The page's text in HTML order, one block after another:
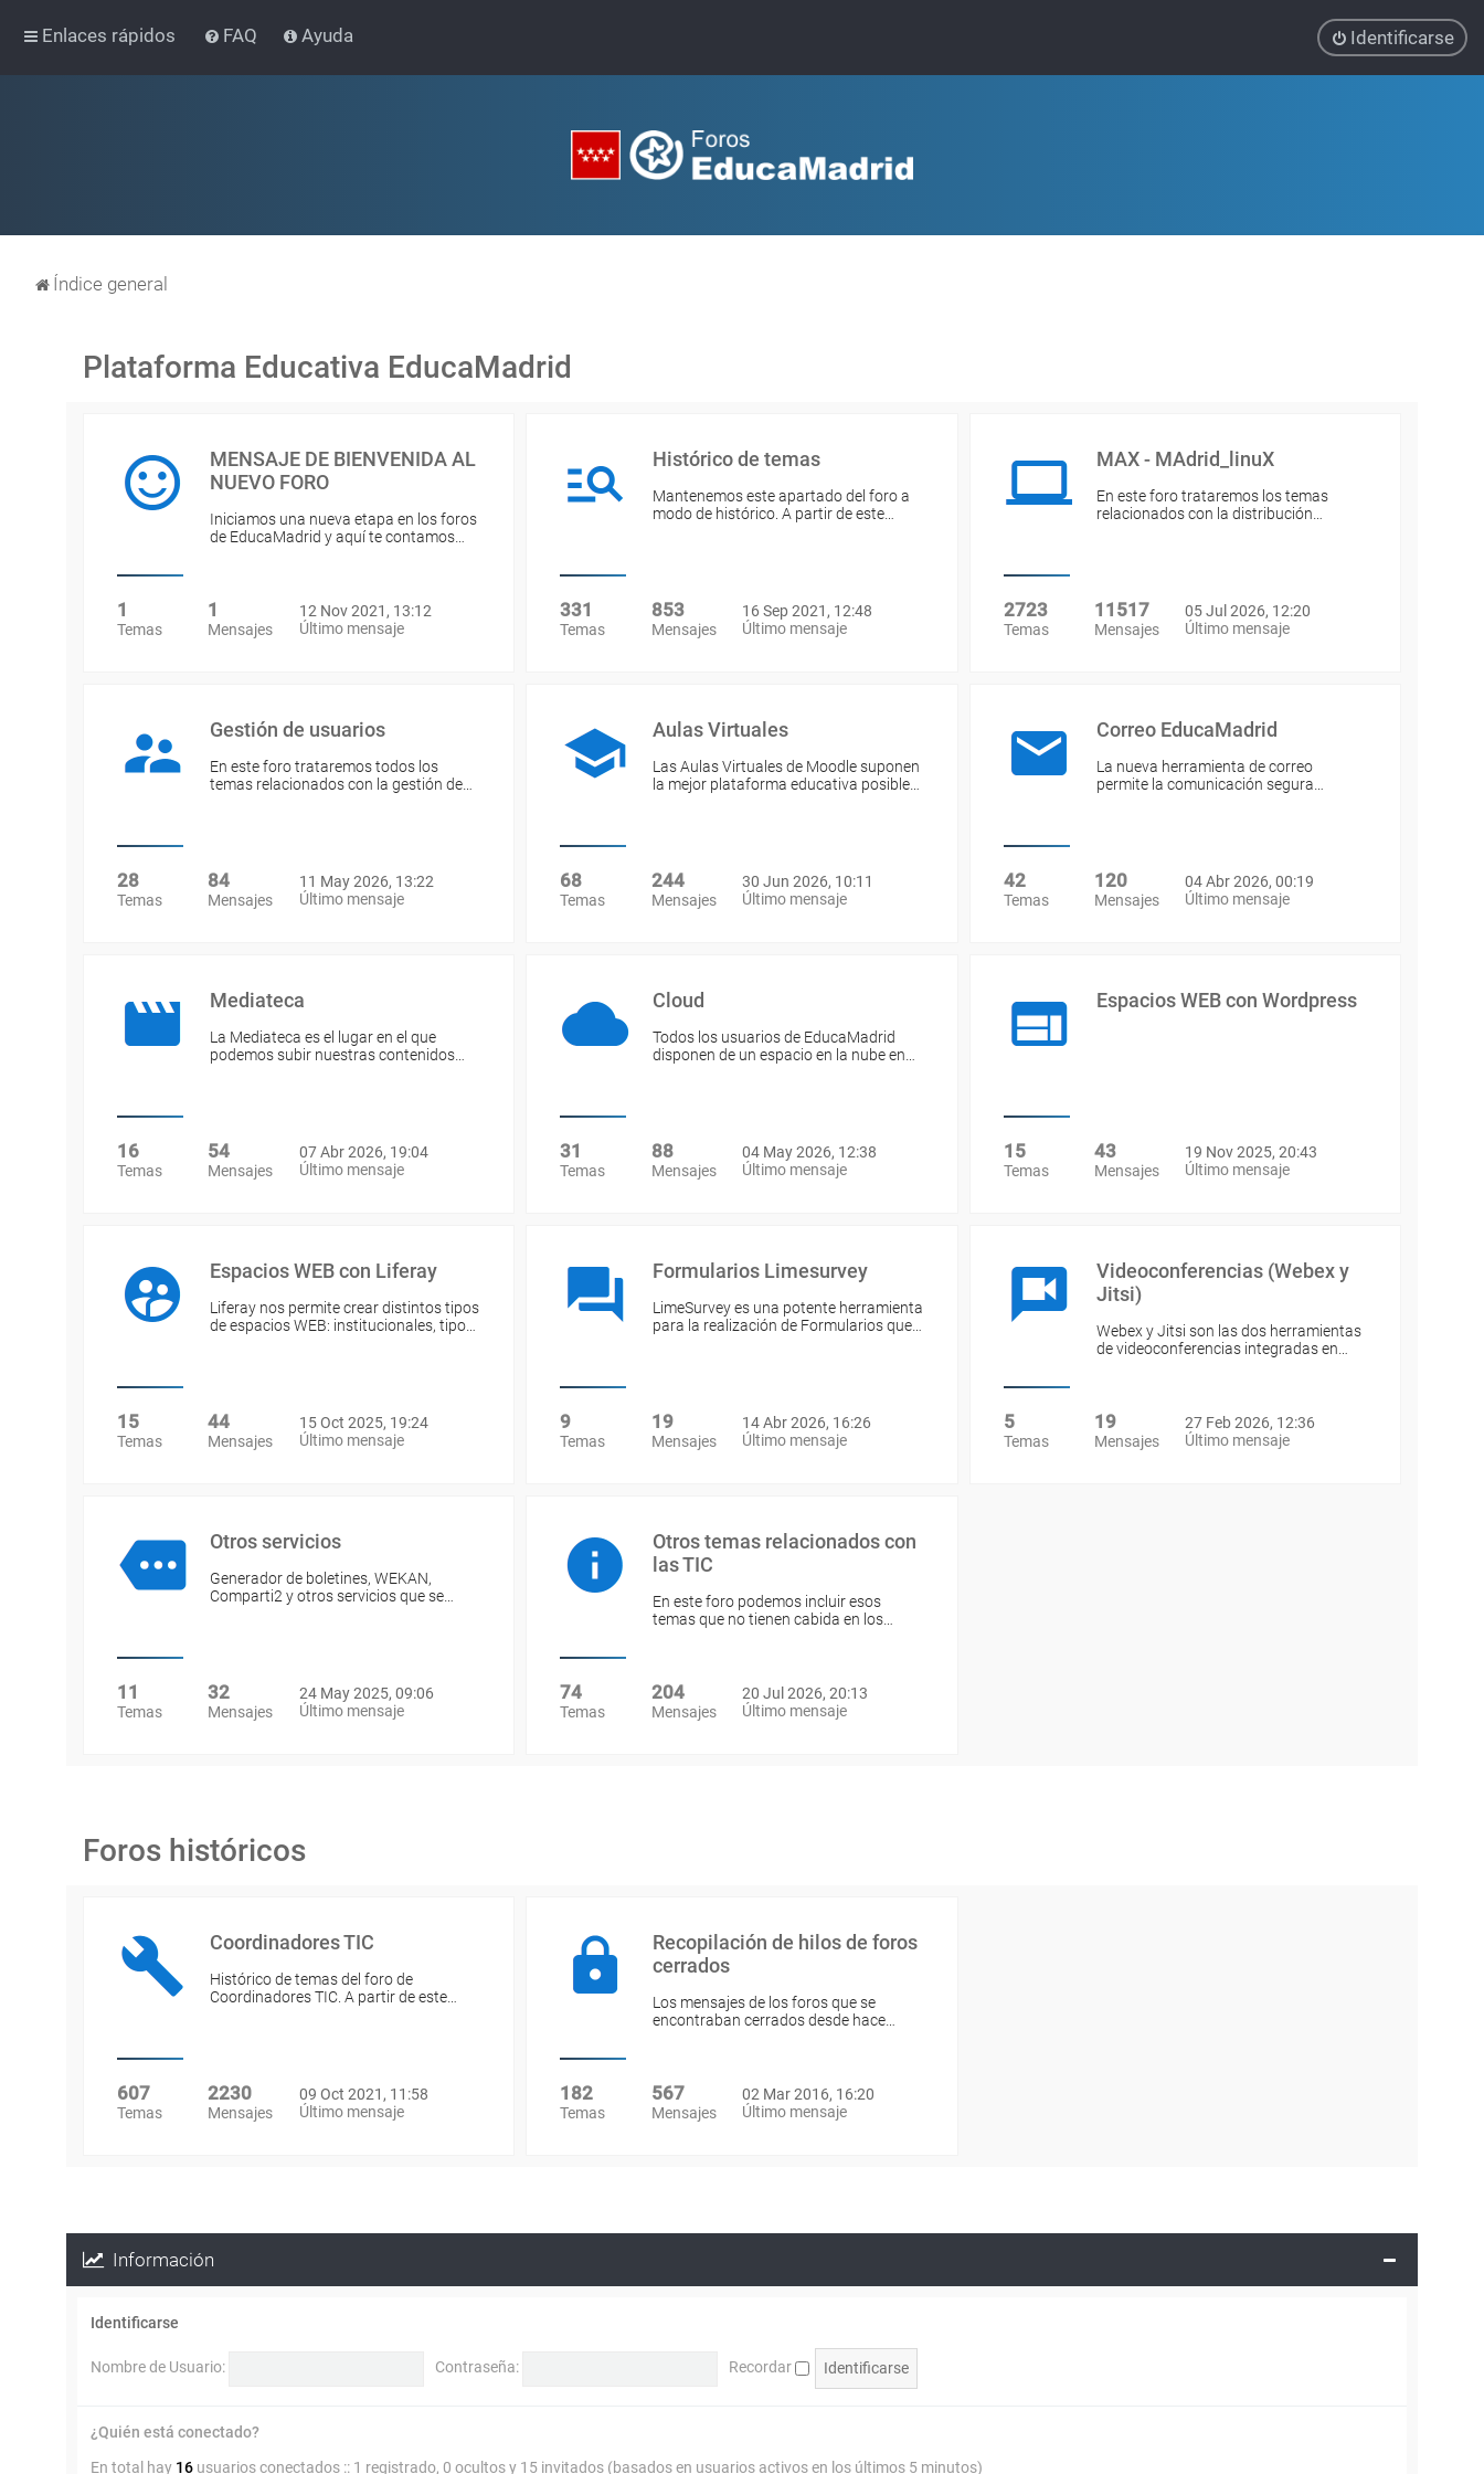
Enlaces rápidos FAQ Ayuda Identificarse
Índice general
Plataforma Educativa EducaMadrid
MENSAJE DE BIENVENIDA AL
NUEVO FORO
Iniciamos una nueva etapa en los foros
de EducaMadrid y aquí te contamos…
1
Temas
1
Mensajes
12 Nov 2021, 13:12
Último mensaje
Histórico de temas
Mantenemos este apartado del foro a
modo de histórico. A partir de este…
331
Temas
853
Mensajes
16 Sep 2021, 12:48
Último mensaje
MAX - MAdrid_linuX
En este foro trataremos los temas
relacionados con la distribución…
2723
Temas
11517
Mensajes
05 Jul 2026, 12:20
Último mensaje
Gestión de usuarios
En este foro trataremos todos los
temas relacionados con la gestión de…
28
Temas
84
Mensajes
11 May 2026, 13:22
Último mensaje
Aulas Virtuales
Las Aulas Virtuales de Moodle suponen
la mejor plataforma educativa posible…
68
Temas
244
Mensajes
30 Jun 2026, 10:11
Último mensaje
Correo EducaMadrid
La nueva herramienta de correo
permite la comunicación segura…
42
Temas
120
Mensajes
04 Abr 2026, 00:19
Último mensaje
Mediateca
La Mediateca es el lugar en el que
podemos subir nuestras contenidos…
16
Temas
54
Mensajes
07 Abr 2026, 19:04
Último mensaje
Cloud
Todos los usuarios de EducaMadrid
disponen de un espacio en la nube en…
31
Temas
88
Mensajes
04 May 2026, 12:38
Último mensaje
Espacios WEB con Wordpress
15
Temas
43
Mensajes
19 Nov 2025, 20:43
Último mensaje
Espacios WEB con Liferay
Liferay nos permite crear distintos tipos
de espacios WEB: institucionales, tipo…
15
Temas
44
Mensajes
15 Oct 2025, 19:24
Último mensaje
Formularios Limesurvey
LimeSurvey es una potente herramienta
para la realización de Formularios que…
9
Temas
19
Mensajes
14 Abr 2026, 16:26
Último mensaje
Videoconferencias (Webex y
Jitsi)
Webex y Jitsi son las dos herramientas
de videoconferencias integradas en…
5
Temas
19
Mensajes
27 Feb 2026, 12:36
Último mensaje
Otros servicios
Generador de boletines, WEKAN,
Comparti2 y otros servicios que se…
11
Temas
32
Mensajes
24 May 2025, 09:06
Último mensaje
Otros temas relacionados con
las TIC
En este foro podemos incluir esos
temas que no tienen cabida en los…
74
Temas
204
Mensajes
20 Jul 2026, 20:13
Último mensaje
Foros históricos
Coordinadores TIC
Histórico de temas del foro de
Coordinadores TIC. A partir de este…
607
Temas
2230
Mensajes
09 Oct 2021, 11:58
Último mensaje
Recopilación de hilos de foros
cerrados
Los mensajes de los foros que se
encontraban cerrados desde hace…
182
Temas
567
Mensajes
02 Mar 2016, 16:20
Último mensaje
Información
Identificarse
Nombre de Usuario: Contraseña: Recordar
¿Quién está conectado?
En total hay 16 usuarios conectados :: 1 registrado, 0 ocultos y 15 invitados (basados en usuarios activos en los últimos 5 minutos)